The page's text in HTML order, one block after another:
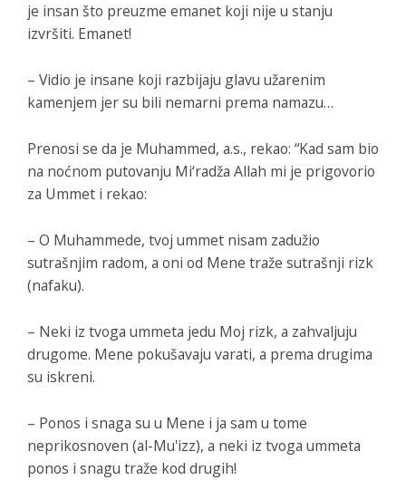
je insan što preuzme emanet koji nije u stanju
izvršiti. Emanet!
– Vidio je insane koji razbijaju glavu užarenim
kamenjem jer su bili nemarni prema namazu…
Prenosi se da je Muhammed, a.s., rekao: “Kad sam bio
na noćnom putovanju Mi‘radža Allah mi je prigovorio
za Ummet i rekao:
– O Muhammede, tvoj ummet nisam zadužio
sutrašnjim radom, a oni od Mene traže sutrašnji rizk
(nafaku).
– Neki iz tvoga ummeta jedu Moj rizk, a zahvaljuju
drugome. Mene pokušavaju varati, a prema drugima
su iskreni.
– Ponos i snaga su u Mene i ja sam u tome
neprikosnoven (al-Mu'izz), a neki iz tvoga ummeta
ponos i snagu traže kod drugih!